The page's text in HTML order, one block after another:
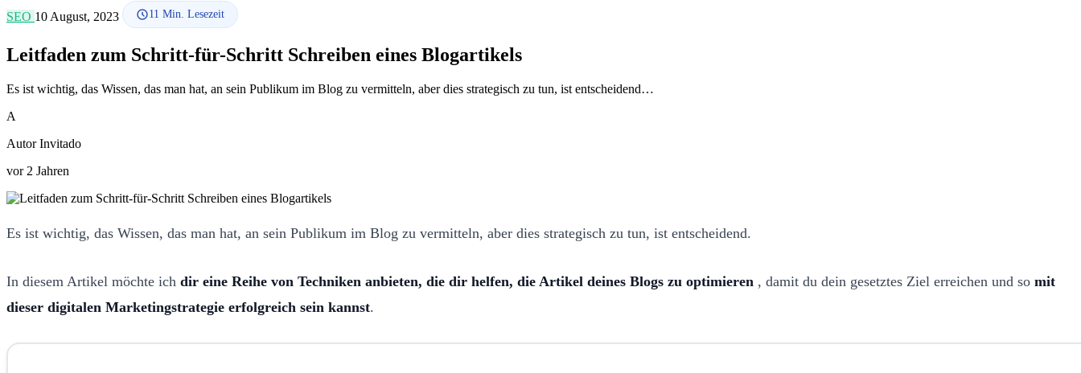
SEO 10 August, 2023 11 Min. Lesezeit
Leitfaden zum Schritt-für-Schritt Schreiben eines Blogartikels
Es ist wichtig, das Wissen, das man hat, an sein Publikum im Blog zu vermitteln, aber dies strategisch zu tun, ist entscheidend…
A
Autor Invitado
vor 2 Jahren
Es ist wichtig, das Wissen, das man hat, an sein Publikum im Blog zu vermitteln, aber dies strategisch zu tun, ist entscheidend.
In diesem Artikel möchte ich dir eine Reihe von Techniken anbieten, die dir helfen, die Artikel deines Blogs zu optimieren , damit du dein gesetztes Ziel erreichen und so mit
dieser digitalen Marketingstrategie erfolgreich sein kannst.